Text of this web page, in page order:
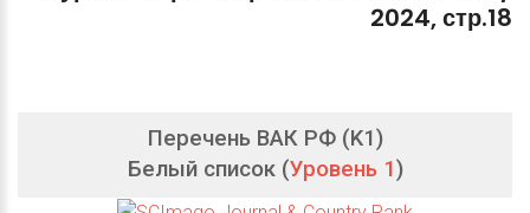
2024,стр.18
Перечень ВАК РФ (K1)
Белый список (Уровень 1)